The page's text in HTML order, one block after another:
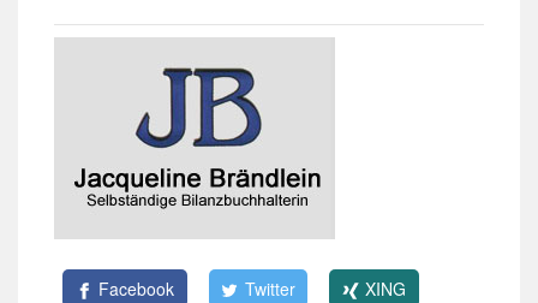
Facebook Twitter XING